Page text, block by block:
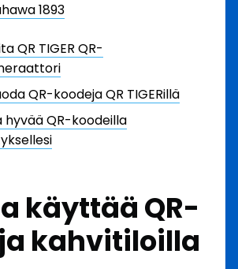
1893
QR TIGER QR-
QR-koodeja QR TIGERillä
hyvää QR-koodeilla
käyttää QR-
kahvitiloilla